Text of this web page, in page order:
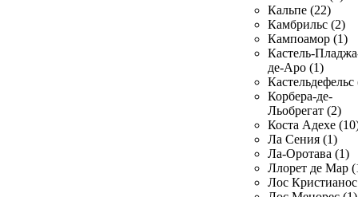
Кальпе (22)
Камбрильс (2)
Кампоамор (1)
Кастель-
де-Аро (1)
Кастельдефельс
Корбера-де-
Льобрегат (2)
Коста Адехе
Ла Сения (1)
Ла-Оротава (1)
Ллорет де Мар
Лос